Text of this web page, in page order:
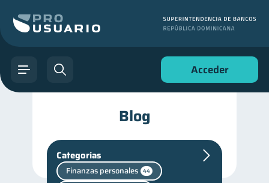
Acceder
Blog
Categorías
Finanzas personales 44